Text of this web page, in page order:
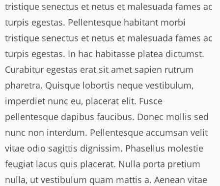
tristique senectus et netus et malesuada fames ac
turpis egestas. Pellentesque habitant morbi
tristique senectus et netus et malesuada fames ac
turpis egestas. In hac habitasse platea dictumst.
Curabitur egestas erat sit amet sapien rutrum
pharetra. Quisque lobortis neque vestibulum,
imperdiet nunc eu, placerat elit. Fusce
pellentesque dapibus faucibus. Donec mollis sed
nunc non interdum. Pellentesque accumsan velit
vitae odio sagittis dignissim. Phasellus molestie
feugiat lacus quis placerat. Nulla porta pretium
nulla, ut vestibulum quam mattis a. Aenean vitae